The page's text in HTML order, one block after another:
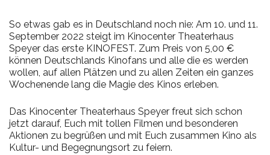
So etwas gab es in Deutschland noch nie: Am 10. und 11.
September 2022 steigt im Kinocenter Theaterhaus
Speyer das erste KINOFEST. Zum Preis von 5,00 €
können Deutschlands Kinofans und alle die es werden
wollen, auf allen Plätzen und zu allen Zeiten ein ganzes
Wochenende lang die Magie des Kinos erleben.
Das Kinocenter Theaterhaus Speyer freut sich schon
jetzt darauf, Euch mit tollen Filmen und besonderen
Aktionen zu begrüßen und mit Euch zusammen Kino als
Kultur- und Begegnungsort zu feiern.